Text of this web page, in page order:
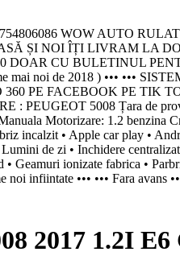
WOW AUTO
ȘI NOI ÎȚI LIVRAM LA
0 DOAR CU BULETINUL
mai noi de 2018 ) ••• •••
PE FACEBOOK PE TIK
: PEUGEOT 5008 Țara de
Motorizare: 1.2 benzina
incalzit • Apple car play •
de zi • Inchidere
Geamuri ionizate fabrica •
infiintate ••• ••• Fara avans
2017 1.2I